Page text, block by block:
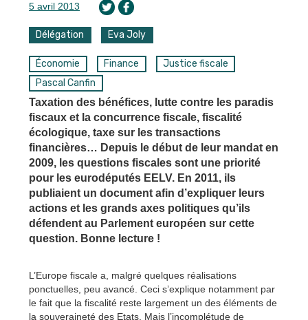
5 avril 2013
Délégation Eva Joly
Économie Finance
Justice fiscale
Pascal Canfin
Taxation des bénéfices, lutte contre les paradis
fiscaux et la concurrence fiscale, fiscalité
écologique, taxe sur les transactions
financières… Depuis le début de leur mandat en
2009, les questions fiscales sont une priorité
pour les eurodéputés EELV. En 2011, ils
publiaient un document afin d’expliquer leurs
actions et les grands axes politiques qu’ils
défendent au Parlement européen sur cette
question. Bonne lecture !
L’Europe fiscale a, malgré quelques réalisations
ponctuelles, peu avancé. Ceci s’explique notamment par
le fait que la fiscalité reste largement un des éléments de
la souveraineté des Etats. Mais l’incomplétude de